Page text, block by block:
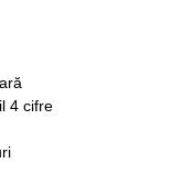
4 cifre